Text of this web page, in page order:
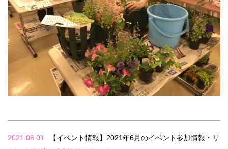
2021.06.01
【イベント情報】2021年6月のイベント参加情報・リ